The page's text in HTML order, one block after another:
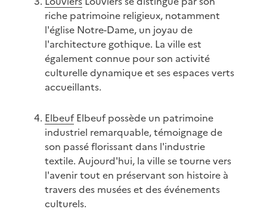
riche patrimoine religieux, notamment
l'église Notre-Dame, un joyau de
l'architecture gothique. La ville est
également connue pour son activité
culturelle dynamique et ses espaces verts
accueillants.
ElbeufElbeuf possède un patrimoine
industriel remarquable, témoignage de
son passé florissant dans l'industrie
textile. Aujourd'hui, la ville se tourne vers
l'avenir tout en préservant son histoire à
travers des musées et des événements
culturels.